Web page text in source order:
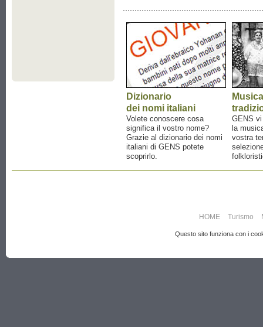
Dizionario
dei nomi italiani
Volete conoscere cosa
significa il vostro nome?
Grazie al dizionario dei nomi
italiani di GENS potete
scoprirlo.
Musica
GENS
la
vostra
HOME Turismo
Questo sito funziona con i